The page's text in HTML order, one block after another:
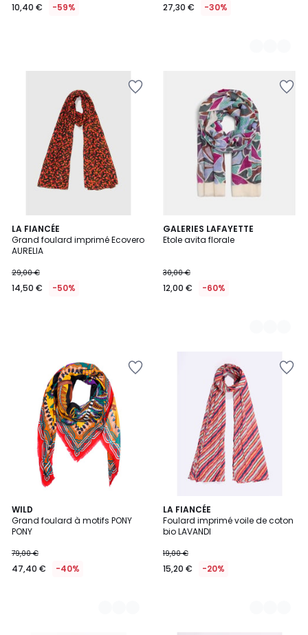
10,40 € -59% 27,30 € -30%
LA FIANCÉE
Grand foulard imprimé Ecovero
AURELIA
29,00 €
14,50 € -50%
GALERIES LAFAYETTE
Etole avita florale
30,00 €
12,00 € -60%
2
Couleurs
WILD
Grand foulard à motifs PONY
PONY
79,00 €
47,40 € -40%
2
Couleurs
LA FIANCÉE
Foulard imprimé voile de coton
bio LAVANDI
19,00 €
15,20 € -20%
5
Couleurs